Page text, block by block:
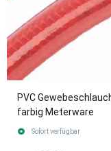
PVC
farbig Meterware
Sofort verfügbar